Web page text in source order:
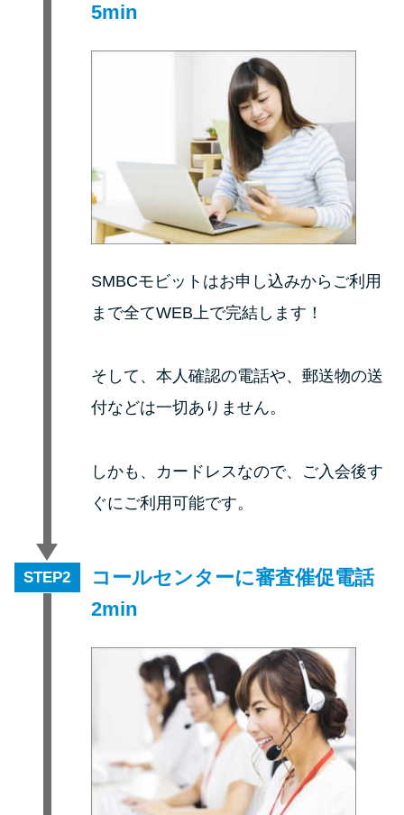
未成年でもお金を借りられる？
学生がお金を借りる方法は？親
へのバレにくさや将来への影響
ソフト闇金とは？悪質な手口に
090金融（闇金）からお金を借り
申し込みブラックとは?判断の目
ブラックでもお金を借りるに
は？3つの判断基準と工面法
アコムはブラックでも審査に通
方法
アコムとレイクどっちがいい
の？ カードローンの選び方を徹
底解説！
プロミスの返済方法を徹底解
説！ もっとも便利でお得な返済
5min
SMBCモビットはお申し込みからご利用
まで全てWEB上で完結します！
そして、本人確認の電話や、郵送物の送
付などは一切ありません。
しかも、カードレスなので、ご入会後す
ぐにご利用可能です。
STEP
コールセンターに審査催促電話
2min